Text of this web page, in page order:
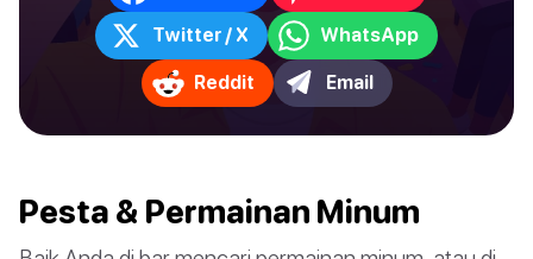
Twitter / X WhatsApp
Reddit Email
Pesta & Permainan Minum